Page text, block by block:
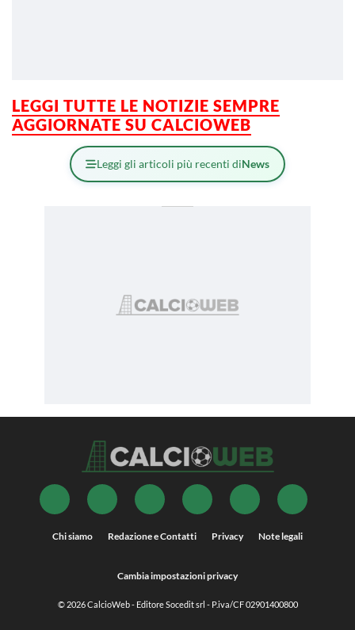
LEGGI TUTTE LE NOTIZIE SEMPRE
AGGIORNATE SU CALCIOWEB
Leggi gli articoli più recenti diNews
Chi siamo Redazione e Contatti Privacy Note legali
Cambia impostazioni privacy
© 2026CalcioWeb- Editore Socedit srl - P.iva/CF 02901400800